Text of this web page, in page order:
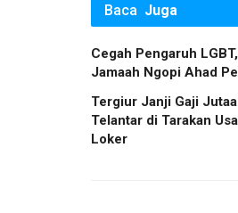
Baca Juga
Cegah Pengaruh
Jamaah Ngopi Ahad
Tergiur Janji Gaji
Telantar di Tarakan
Loker